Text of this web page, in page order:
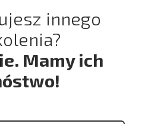
innego
Mamy ich